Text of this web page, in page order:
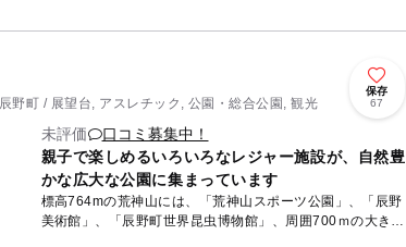
野町 / 展望台, アスレチック, 公園・総合公園, 観光
保存
67
未評価
口コミ募集中！
親子で楽しめるいろいろなレジャー施設が、自然豊
かな広大な公園に集まっています
標高764mの荒神山には、「荒神山スポーツ公園」、「辰野
美術館」、「辰野町世界昆虫博物館」、周囲700ｍの大きな